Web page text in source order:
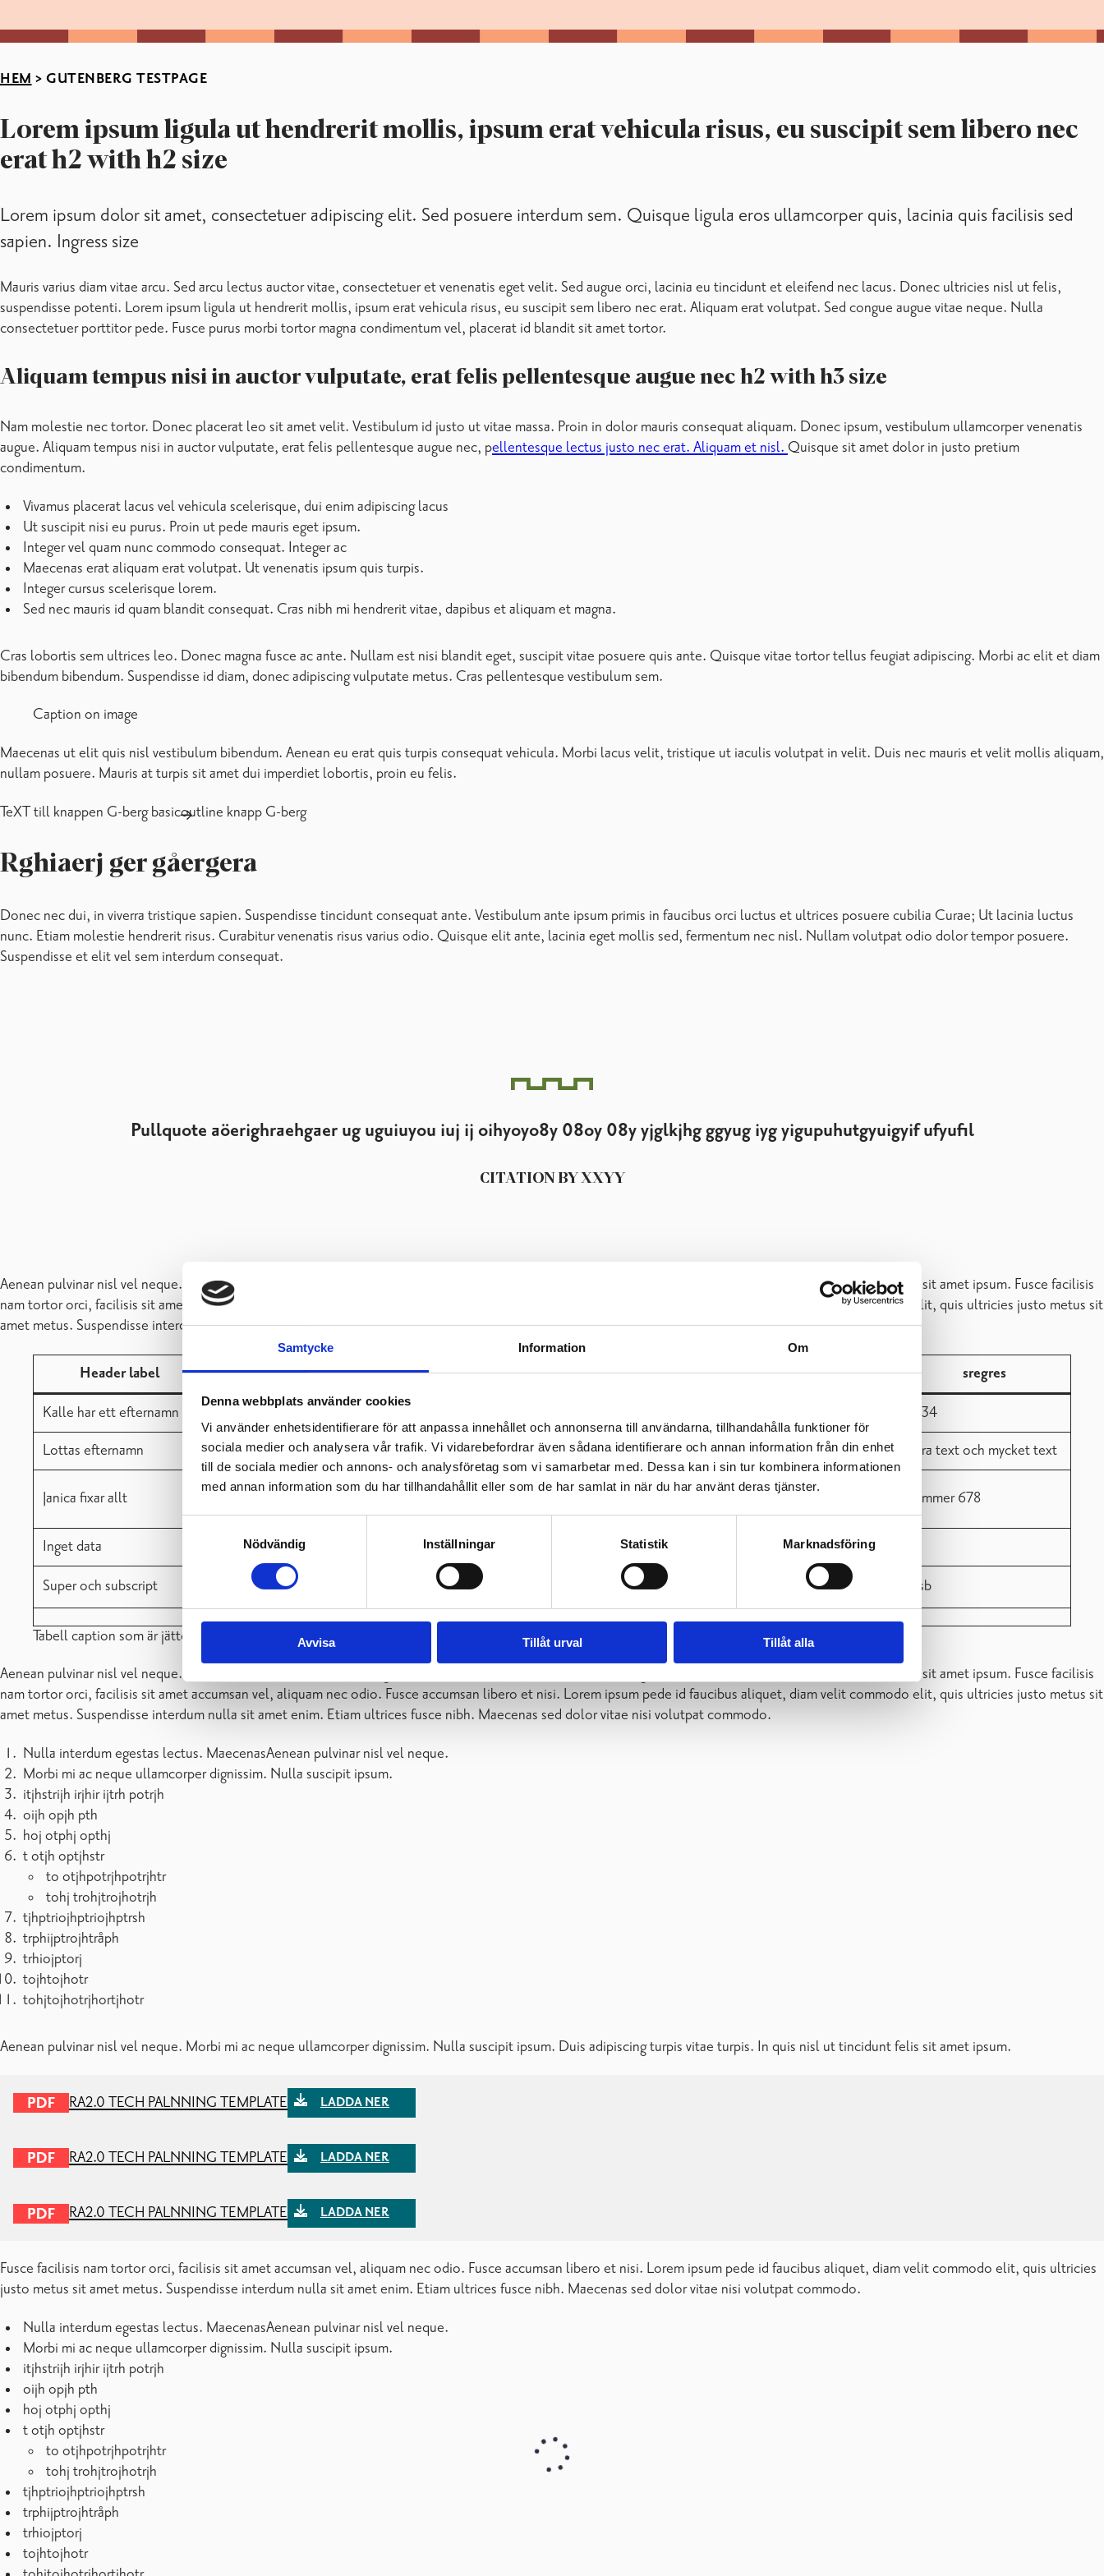
Samtycke Information Om
Denna webbplats använder cookies
Vi använder enhetsidentifierare för att anpassa innehållet och annonserna till användarna, tillhandahålla funktioner för
sociala medier och analysera vår trafik. Vi vidarebefordrar även sådana identifierare och annan information från din enhet
till de sociala medier och annons- och analysföretag som vi samarbetar med. Dessa kan i sin tur kombinera informationen
med annan information som du har tillhandahållit eller som de har samlat in när du har använt deras tjänster.
Nödvändig
Inställningar Statistik Marknadsföring
Avvisa Tillåt urval Tillåt alla
HEM > GUTENBERG TESTPAGE
Ekberg, Martina
+358 19 289 2320
martina.ekberg@raseborg.fi
Affärsverket Raseborgs Vatten / Administration
Chef för vattenverk
Klara.Eklund@raseborg.fi
Affärsverket Raseborgs Vatten / Administration
Gerkman, Mats
Nätverkschef
Mats.Gerkman@raseborg.fi
Affärsverket Raseborgs Vatten / Administration
Projektchef
Mannström, Monica
Affärsverket Raseborgs Vatten / Administration
Öblom, Tony
Driftschef
+358 19 289 2335
Tony.oblom@raseborg.fi
Affärsverket Raseborgs Vatten / Administration
Lorem ipsum ligula ut hendrerit mollis, ipsum erat vehicula risus, eu suscipit sem libero nec
erat h2 with h2 size
Lorem ipsum dolor sit amet, consectetuer adipiscing elit. Sed posuere interdum sem. Quisque ligula eros ullamcorper quis, lacinia quis facilisis sed
Mauris varius diam vitae arcu. Sed arcu lectus auctor vitae, consectetuer et venenatis eget velit. Sed augue orci, lacinia eu tincidunt et eleifend nec lacus. Donec ultricies nisl ut felis,
suspendisse potenti. Lorem ipsum ligula ut hendrerit mollis, ipsum erat vehicula risus, eu suscipit sem libero nec erat. Aliquam erat volutpat. Sed congue augue vitae neque. Nulla
consectetuer porttitor pede. Fusce purus morbi tortor magna condimentum vel, placerat id blandit sit amet tortor.
Aliquam tempus nisi in auctor vulputate, erat felis pellentesque augue nec h2 with h3 size
Nam molestie nec tortor. Donec placerat leo sit amet velit. Vestibulum id justo ut vitae massa. Proin in dolor mauris consequat aliquam. Donec ipsum, vestibulum ullamcorper venenatis
augue. Aliquam tempus nisi in auctor vulputate, erat felis pellentesque augue nec, p
condimentum.
Vivamus placerat lacus vel vehicula scelerisque, dui enim adipiscing lacus
Integer vel quam nunc commodo consequat. Integer ac
Sed nec mauris id quam blandit consequat. Cras nibh mi hendrerit vitae, dapibus et aliquam et magna.
Cras lobortis sem ultrices leo. Donec magna fusce ac ante. Nullam est nisi blandit eget, suscipit vitae posuere quis ante. Quisque vitae tortor tellus feugiat adipiscing. Morbi ac elit et diam
bibendum bibendum. Suspendisse id diam, donec adipiscing vulputate metus. Cras pellentesque vestibulum sem.
Caption on image
nullam posuere. Mauris at turpis sit amet dui imperdiet lobortis, proin eu felis.
Rghiaerj ger gåergera
Donec nec dui, in viverra tristique sapien. Suspendisse tincidunt consequat ante. Vestibulum ante ipsum primis in faucibus orci luctus et ultrices posuere cubilia Curae; Ut lacinia luctus
nunc. Etiam molestie hendrerit risus. Curabitur venenatis risus varius odio. Quisque elit ante, lacinia eget mollis sed, fermentum nec nisl. Nullam volutpat odio dolor tempor posuere.
Suspendisse et elit vel sem interdum consequat.